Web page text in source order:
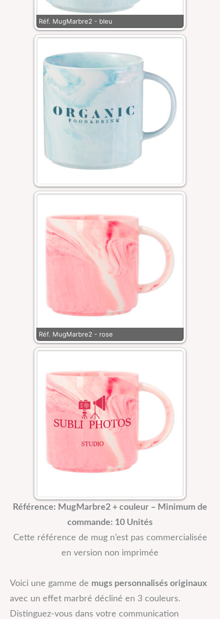
Réf. MugMarbre2 - bleu
Réf. MugMarbre2 - rose
Référence: MugMarbre2 + couleur – Minimum de
commande: 10 Unités
Cette référence de mug n’est pas commercialisée
en version non imprimée
Voici une gamme de mugs personnalisés originaux
avec un effet marbré décliné en 3 couleurs.
Distinguez-vous dans votre communication